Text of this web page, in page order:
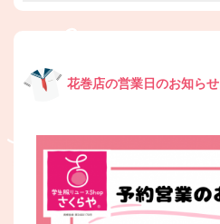
花巻店の営業日のお知らせ